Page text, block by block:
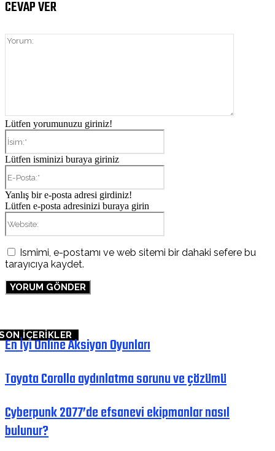
CEVAP VER
Lütfen yorumunuzu giriniz!
Lütfen isminizi buraya giriniz
Yanlış bir e-posta adresi girdiniz!
Lütfen e-posta adresinizi buraya girin
Ismimi, e-postamı ve web sitemi bir dahaki sefere bu
tarayıcıya kaydet.
İÇERİKLER
En İyi Online Aksiyon Oyunları
Toyota Corolla aydınlatma sorunu ve çözümü
Cyberpunk 2077’de efsanevi ekipmanlar nasıl
bulunur?